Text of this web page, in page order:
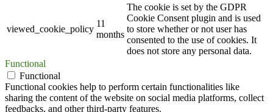
viewed_cookie_policy
11
months
The cookie is set by the GDPR
Cookie Consent plugin and is used
to store whether or not user has
consented to the use of cookies. It
does not store any personal data.
Functional
Functional
Functional cookies help to perform certain functionalities like
sharing the content of the website on social media platforms, collect
feedbacks, and other third-party features.